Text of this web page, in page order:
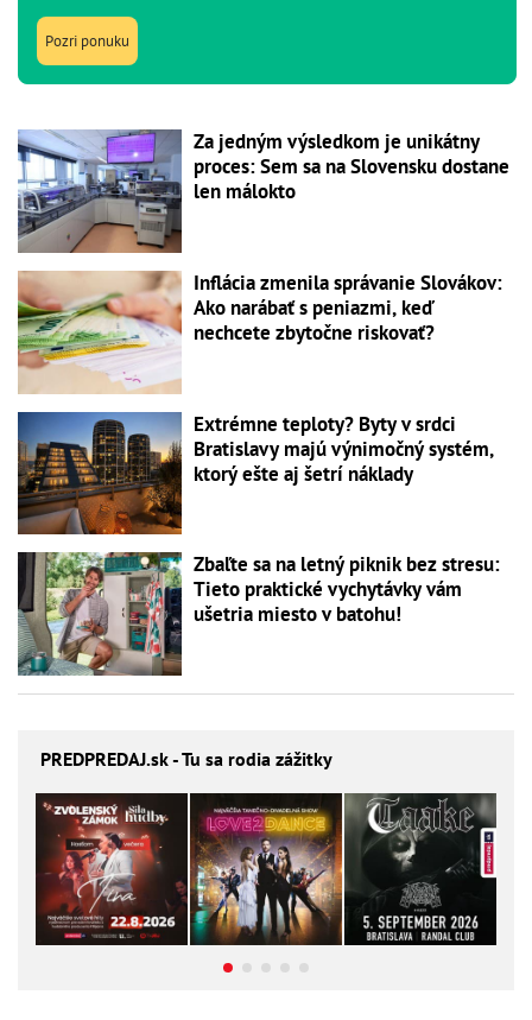
Pozri ponuku
Za jedným výsledkom je unikátny
proces: Sem sa na Slovensku dostane
len málokto
Inflácia zmenila správanie Slovákov:
Ako narábať s peniazmi, keď
nechcete zbytočne riskovať?
Extrémne teploty? Byty v srdci
Bratislavy majú výnimočný systém,
ktorý ešte aj šetrí náklady
Zbaľte sa na letný piknik bez stresu:
Tieto praktické vychytávky vám
ušetria miesto v batohu!
PREDPREDAJ.sk - Tu sa rodia zážitky